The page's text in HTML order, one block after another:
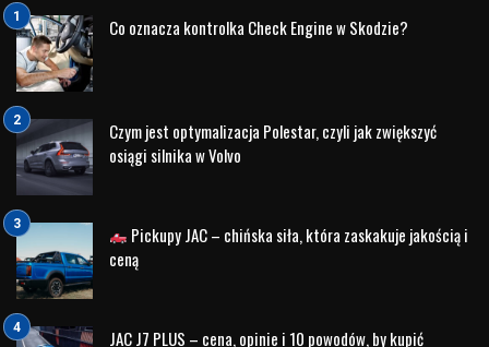
Klimatyzacja, która ma chłodzić, a nie zaskakiwać
Klimatyzacja często przypomina o sobie dopiero wtedy,
gdy przestaje działać. Wysokie temperatury podczas
wakacyjnych podróży mogą szybko zamienić komfortową
trasę w męczące doświadczenie.
Regularny serwis klimatyzacji Volkswagen pozwala
sprawdzić szczelność układu, ilość czynnika chłodniczego
oraz stan filtrów. Dzięki temu podróż będzie komfortowa
zarówno dla kierowcy, jak i pasażerów.